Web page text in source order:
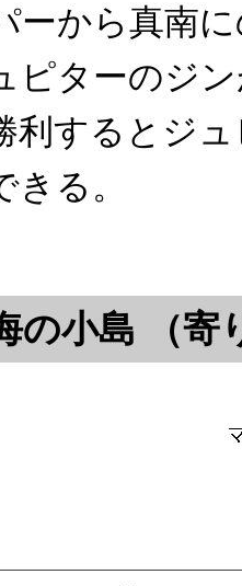
ーから真南
ピターのジ
利するとジ
る。
の小島 （寄